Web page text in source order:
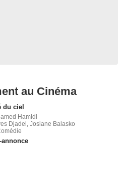
au Cinéma
du ciel
Hamidi
Djadel, Josiane Balasko
annonce